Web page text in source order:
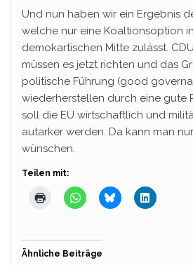
Und nun haben wir ein Ergebnis
welche nur eine Koaltionsoption
demokartischen Mitte zulässt.
müssen es jetzt richten und das
politische Führung (good
wiederherstellen durch eine gute
soll die EU wirtschaftlich und
autarker werden. Da kann man
wünschen.
Teilen mit:
Ähnliche Beiträge